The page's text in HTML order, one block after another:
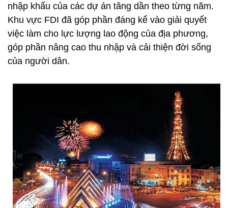
nhập khẩu của các dự án tăng dần theo từng năm.
Khu vực FDI đã góp phần đáng kể vào giải quyết
việc làm cho lực lượng lao động của địa phương,
góp phần nâng cao thu nhập và cải thiện đời sống
của người dân.